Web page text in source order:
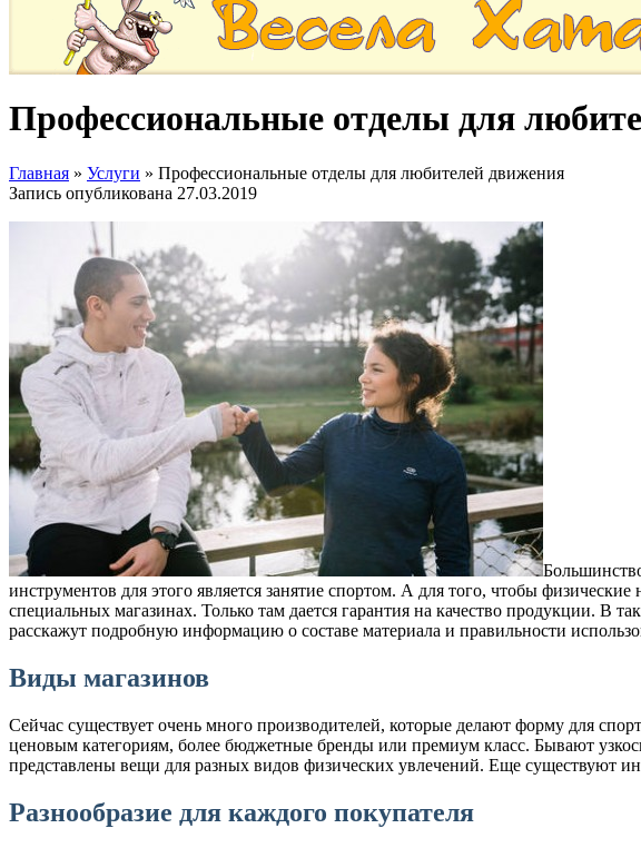
Профессиональные отделы для
Главная » Услуги » Профессиональные отделы для любителей движения
Запись опубликована 27.03.2019
инструментов для этого является занятие спортом. А для того, чтобы
специальных магазинах. Только там дается гарантия на качество продукции. В
расскажут подробную информацию о составе материала и правильности
Виды магазинов
Сейчас существует очень много производителей, которые делают форму для
ценовым категориям, более бюджетные бренды или премиум класс. Бывают
представлены вещи для разных видов физических увлечений. Еще существуют
Разнообразие для каждого покупателя